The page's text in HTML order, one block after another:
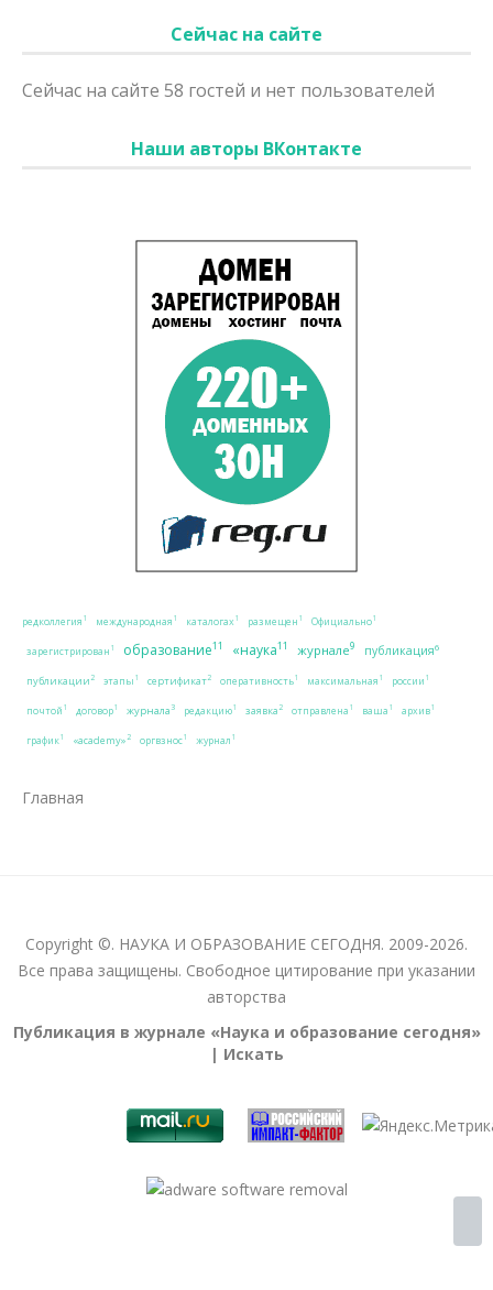
Сейчас на сайте
Сейчас на сайте 58 гостей и нет пользователей
Наши авторы ВКонтакте
редколлегия 1 международная 1 каталогах 1 размещен 1 Официально1
зарегистрирован 1 образование11 «наука11 журнале9 публикация6
публикации2 этапы 1 сертификат2 оперативность1 максимальная 1 россии 1
почтой 1 договор1 журнала3 редакцию1 заявка2 отправлена 1 ваша 1 архив1
график1 «academy»2 оргвзнос1 журнал 1
Главная
Copyright ©. НАУКА И ОБРАЗОВАНИЕ СЕГОДНЯ. 2009-2026.
Все права защищены. Свободное цитирование при указании
авторства
Публикация в журнале «Наука и образование сегодня»
| Искать